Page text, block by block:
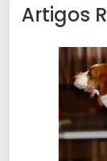
Artigos